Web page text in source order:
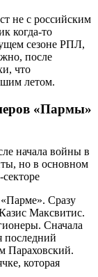
не с российским
когда-то
сезоне РПЛ,
после
что
летом.
«Пармы»
Сразу
Максвитис.
Сначала
последний
Параховский.
которая